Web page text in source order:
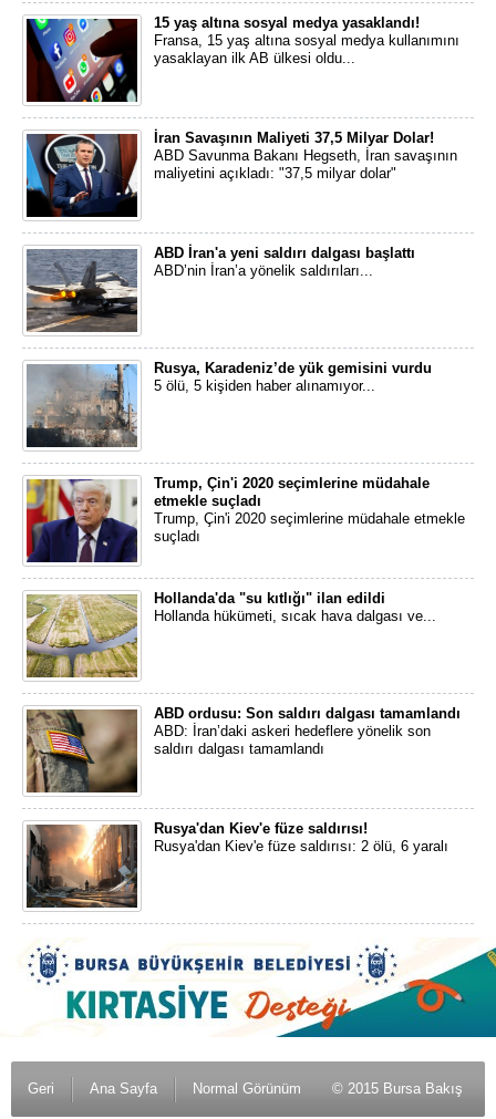
15 yaş altına sosyal medya yasaklandı!
Fransa, 15 yaş altına sosyal medya kullanımını
yasaklayan ilk AB ülkesi oldu...
İran Savaşının Maliyeti 37,5 Milyar Dolar!
ABD Savunma Bakanı Hegseth, İran savaşının
maliyetini açıkladı: "37,5 milyar dolar"
ABD İran'a yeni saldırı dalgası başlattı
ABD’nin İran’a yönelik saldırıları...
Rusya, Karadeniz’de yük gemisini vurdu
5 ölü, 5 kişiden haber alınamıyor...
Trump, Çin'i 2020 seçimlerine müdahale
etmekle suçladı
Trump, Çin'i 2020 seçimlerine müdahale etmekle
suçladı
Hollanda'da "su kıtlığı" ilan edildi
Hollanda hükümeti, sıcak hava dalgası ve...
ABD ordusu: Son saldırı dalgası tamamlandı
ABD: İran’daki askeri hedeflere yönelik son
saldırı dalgası tamamlandı
Rusya'dan Kiev'e füze saldırısı!
Rusya'dan Kiev'e füze saldırısı: 2 ölü, 6 yaralı
Geri Ana Sayfa Normal Görünüm © 2015 Bursa Bakış